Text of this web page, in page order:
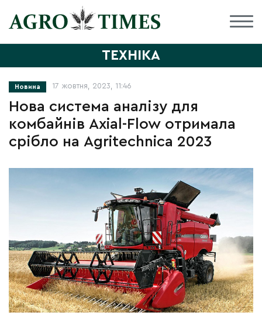
ТЕХНІКА
Новина 17 жовтня, 2023, 11:46
Нова система аналізу для
комбайнів Axial-Flow отримала
срібло на Agritechnica 2023